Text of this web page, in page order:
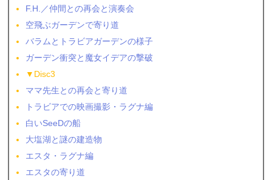
F.H.／仲間との再会と演奏会
空飛ぶガーデンで寄り道
バラムとトラビアガーデンの様子
ガーデン衝突と魔女イデアの撃破
▼Disc3
ママ先生との再会と寄り道
トラビアでの映画撮影・ラグナ編
白いSeeDの船
大塩湖と謎の建造物
エスタ・ラグナ編
エスタの寄り道